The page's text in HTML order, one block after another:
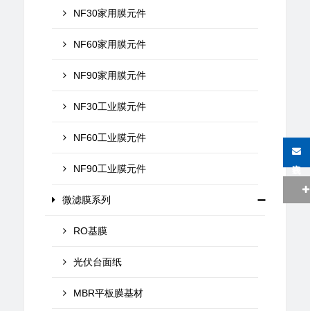
NF30家用膜元件
NF60家用膜元件
NF90家用膜元件
NF30工业膜元件
NF60工业膜元件
NF90工业膜元件
微滤膜系列
RO基膜
光伏台面纸
MBR平板膜基材